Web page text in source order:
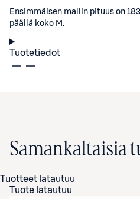
Ensimmäisen mallin pituus on
päällä koko M.
Tuotetiedot
Samankaltaisia
Tuotteet latautuu
Tuote latautuu